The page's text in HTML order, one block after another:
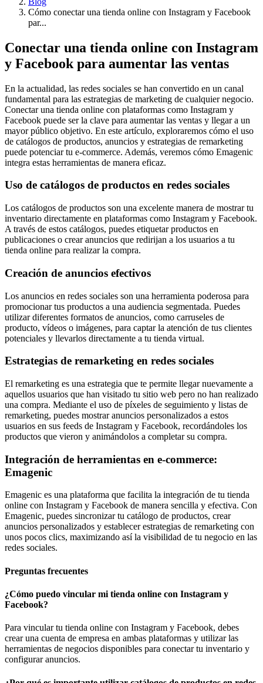
Cómo conectar una tienda online con Instagram y Facebook
par...
Conectar una tienda online con Instagram
y Facebook para aumentar las ventas
En la actualidad, las redes sociales se han convertido en un canal
fundamental para las estrategias de marketing de cualquier negocio.
Conectar una tienda online con plataformas como Instagram y
Facebook puede ser la clave para aumentar las ventas y llegar a un
mayor público objetivo. En este artículo, exploraremos cómo el uso
de catálogos de productos, anuncios y estrategias de remarketing
puede potenciar tu e-commerce. Además, veremos cómo Emagenic
integra estas herramientas de manera eficaz.
Uso de catálogos de productos en redes sociales
Los catálogos de productos son una excelente manera de mostrar tu
inventario directamente en plataformas como Instagram y Facebook.
A través de estos catálogos, puedes etiquetar productos en
publicaciones o crear anuncios que redirijan a los usuarios a tu
tienda online para realizar la compra.
Creación de anuncios efectivos
Los anuncios en redes sociales son una herramienta poderosa para
promocionar tus productos a una audiencia segmentada. Puedes
utilizar diferentes formatos de anuncios, como carruseles de
producto, vídeos o imágenes, para captar la atención de tus clientes
potenciales y llevarlos directamente a tu tienda virtual.
Estrategias de remarketing en redes sociales
El remarketing es una estrategia que te permite llegar nuevamente a
aquellos usuarios que han visitado tu sitio web pero no han realizado
una compra. Mediante el uso de píxeles de seguimiento y listas de
remarketing, puedes mostrar anuncios personalizados a estos
usuarios en sus feeds de Instagram y Facebook, recordándoles los
productos que vieron y animándolos a completar su compra.
Integración de herramientas en e-commerce:
Emagenic
Emagenic es una plataforma que facilita la integración de tu tienda
online con Instagram y Facebook de manera sencilla y efectiva. Con
Emagenic, puedes sincronizar tu catálogo de productos, crear
anuncios personalizados y establecer estrategias de remarketing con
unos pocos clics, maximizando así la visibilidad de tu negocio en las
redes sociales.
Preguntas frecuentes
¿Cómo puedo vincular mi tienda online con Instagram y
Facebook?
Para vincular tu tienda online con Instagram y Facebook, debes
crear una cuenta de empresa en ambas plataformas y utilizar las
herramientas de negocios disponibles para conectar tu inventario y
configurar anuncios.